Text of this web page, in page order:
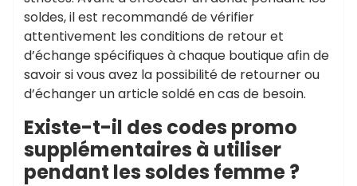
soldes, il est recommandé de vérifier
attentivement les conditions de retour et
d’échange spécifiques à chaque boutique afin de
savoir si vous avez la possibilité de retourner ou
d’échanger un article soldé en cas de besoin.
Existe-t-il des codes promo
supplémentaires à utiliser
pendant les soldes femme ?